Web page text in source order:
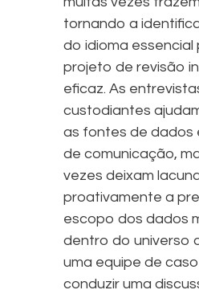
tornando a
do idioma essencial
projeto de revisão
eficaz. As
custodiantes
as fontes de dados
de comunicação,
vezes deixam
proativamente a
escopo dos dados
dentro do universo
uma equipe de
conduzir uma